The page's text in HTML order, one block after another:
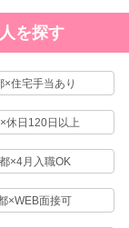
を探す
×住宅手当あり
休日120日以上
×4月入職OK
×WEB面接可